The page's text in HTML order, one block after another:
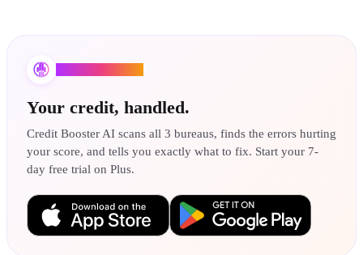
Your credit, handled.
Credit Booster AI scans all 3 bureaus, finds the errors hurting
your score, and tells you exactly what to fix. Start your 7-
day free trial on Plus.